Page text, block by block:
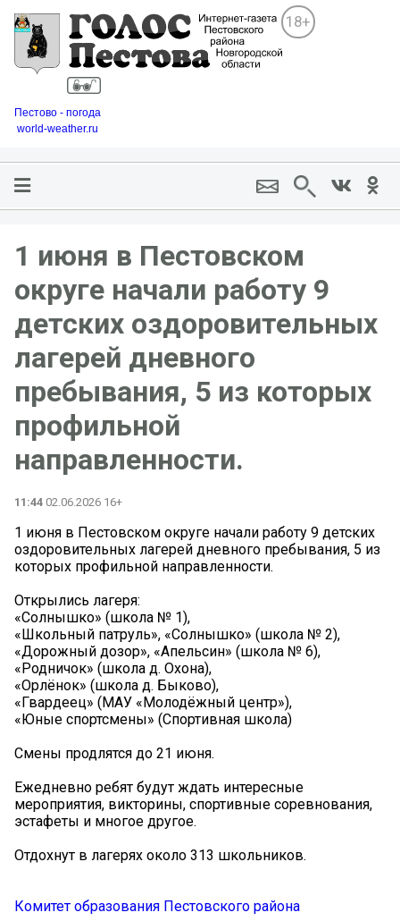
18+
Пестово - погода
world-weather.ru
1 июня в Пестовском
округе начали работу 9
детских оздоровительных
лагерей дневного
пребывания, 5 из которых
профильной
направленности.
11:44 02.06.2026 16+
1 июня в Пестовском округе начали работу 9 детских
оздоровительных лагерей дневного пребывания, 5 из
которых профильной направленности.
Открылись лагеря:
«Солнышко» (школа № 1),
«Школьный патруль», «Солнышко» (школа № 2),
«Дорожный дозор», «Апельсин» (школа № 6),
«Родничок» (школа д. Охона),
«Орлёнок» (школа д. Быково),
«Гвардеец» (МАУ «Молодёжный центр»),
‍«Юные спортсмены» (Спортивная школа)
Смены продлятся до 21 июня.
Ежедневно ребят будут ждать интересные
мероприятия, викторины, спортивные соревнования,
эстафеты и многое другое.
Отдохнут в лагерях около 313 школьников.
Комитет образования Пестовского района